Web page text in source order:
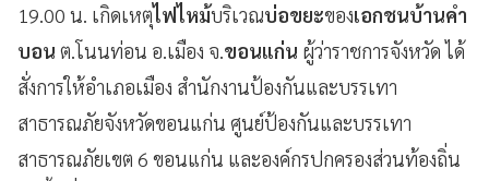
19.00 น. เกิดเหตุไฟไหม้บริเวณบ่อขยะของเอกชนบ้านคำ
บอน ต.โนนท่อน อ.เมือง จ.ขอนแก่น ผู้ว่าราชการจังหวัด ได้
สั่งการให้อำเภอเมือง สำนักงานป้องกันและบรรเทา
สาธารณภัยจังหวัดขอนแก่น ศูนย์ป้องกันและบรรเทา
สาธารณภัยเขต 6 ขอนแก่น และองค์กรปกครองส่วนท้องถิ่น